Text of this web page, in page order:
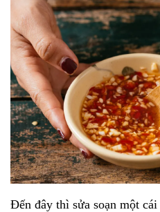
Đến đây thì sửa soạn một